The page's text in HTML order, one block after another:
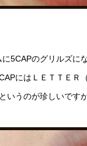
に5CAPのグリルズに
にはＬＥＴＴＥＲ
いうのが珍しいです